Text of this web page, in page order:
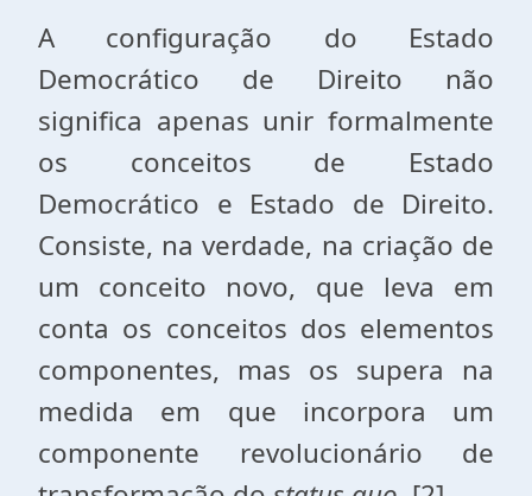
A configuração do Estado
Democrático de Direito não
significa apenas unir formalmente
os conceitos de Estado
Democrático e Estado de Direito.
Consiste, na verdade, na criação de
um conceito novo, que leva em
conta os conceitos dos elementos
componentes, mas os supera na
medida em que incorpora um
componente revolucionário de